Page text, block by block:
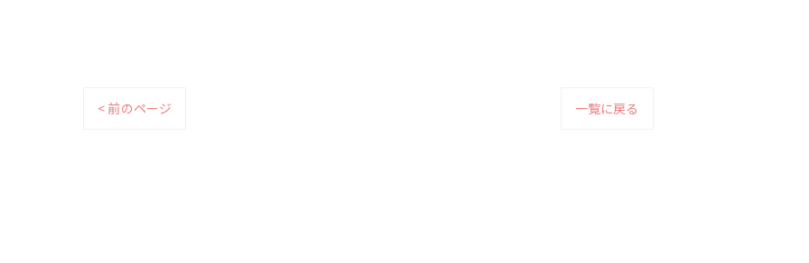
< 前のページ 一覧に戻る